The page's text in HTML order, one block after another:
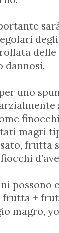
dannosi.
uno
magri
frutta
possono
+
magro,